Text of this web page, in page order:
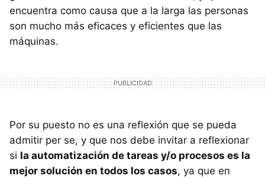
encuentra como causa que a la larga las personas
son mucho más eficaces y eficientes que las
máquinas.
Por su puesto no es una reflexión que se pueda
admitir per se, y que nos debe invitar a reflexionar
si la automatización de tareas y/o procesos es la
mejor solución en todos los casos, ya que en